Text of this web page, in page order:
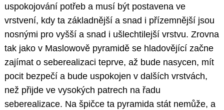
uspokojování potřeb a musí být postavena ve
vrstvení, kdy ta základnější a snad i přízemnější jsou
nosnými pro vyšší a snad i ušlechtilejší vrstvu. Zrovna
tak jako v Maslowově pyramidě se hladovějící začne
zajímat o seberealizaci teprve, až bude nasycen, mít
pocit bezpečí a bude uspokojen v dalších vrstvách,
než přijde ve vysokých patrech na řadu
seberealizace. Na špičce ta pyramida stát nemůže, a